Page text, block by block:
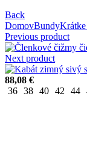
Back
DomovBundy
Previous product
Next product
88,08 €
36 38 40 42 44